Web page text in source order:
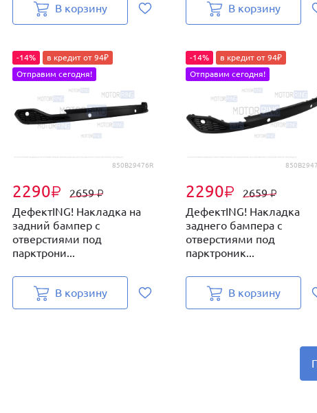
В корзину В корзину
850B29476R
2290₽ 2659₽
-14%
в кредит от 94₽
Отправим сегодня!
ДефектING! Накладка на
задний бампер с
отверстиями под
парктрони...
В корзину
2290₽ 2659₽
-14%
в кредит от 94₽
Отправим сегодня!
ДефектING! Накладка
заднего бампера с
отверстиями под
парктроник...
В корзину